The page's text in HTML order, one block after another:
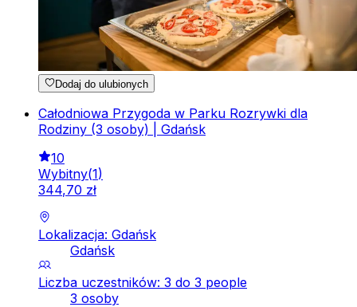
Dodaj do ulubionych
Całodniowa Przygoda w Parku Rozrywki dla
Rodziny (3 osoby) | Gdańsk
10
Wybitny(1)
344,70 zł
Lokalizacja: Gdańsk
Gdańsk
Liczba uczestników: 3 do 3 people
3 osoby